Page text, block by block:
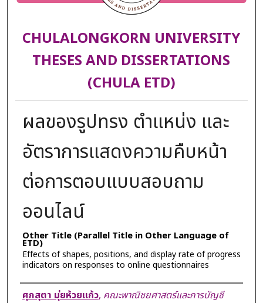
CHULALONGKORN UNIVERSITY
THESES AND DISSERTATIONS
(CHULA ETD)
ผลของรูปทรง ตำแหน่ง และ
อัตราการแสดงความคืบหน้า
ต่อการตอบแบบสอบถาม
ออนไลน์
Other Title (Parallel Title in Other Language of
ETD)
Effects of shapes, positions, and display rate of progress
indicators on responses to online questionnaires
Author
ศุภสุตา มุ่ยห้วยแก้ว, คณะพาณิชยศาสตร์และการบัญชี